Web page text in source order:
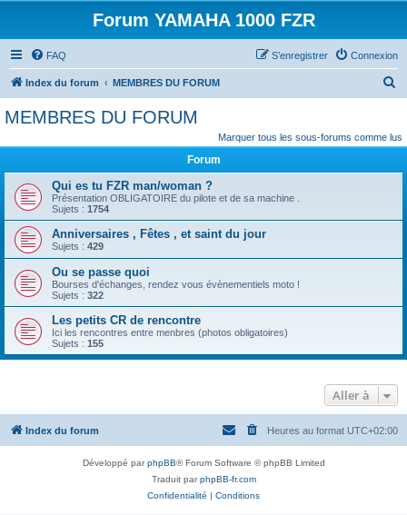
Forum YAMAHA 1000 FZR
FAQ Connexion
S’enregistrer
Index du forum MEMBRES DU FORUM
h
e
MEMBRES DU FORUM
Marquer tous les sous-forums comme lus
Forum
Qui es tu FZR man/woman ?
Présentation OBLIGATOIRE du pilote et de sa machine .
Sujets : 1754
Anniversaires , Fêtes , et saint du jour
Sujets : 429
Ou se passe quoi
Bourses d'échanges, rendez vous évènementiels moto !
Sujets : 322
Les petits CR de rencontre
Ici les rencontres entre menbres (photos obligatoires)
Sujets : 155
Aller à
Index du forum Heures au format UTC+02:00
Développé parphpBB® Forum Software © phpBB Limited
Traduit parphpBB-fr.com
Confidentialité | Conditions